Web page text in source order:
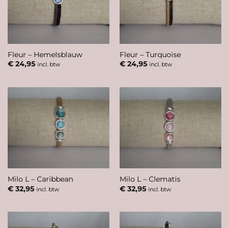
Fleur – Hemelsblauw
€24,95 incl. btw
Fleur – Turquoise
€24,95 incl. btw
Milo L – Caribbean
€32,95 incl. btw
Milo L – Clematis
€32,95 incl. btw